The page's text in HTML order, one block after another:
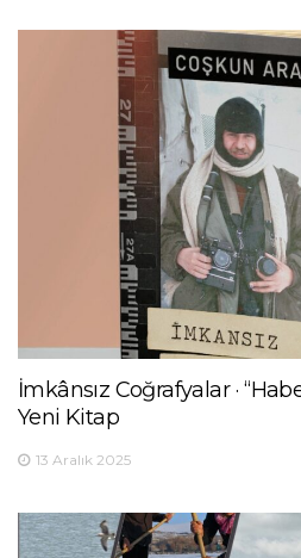
İmkânsız Coğrafyalar ·
Yeni Kitap
13 Aralık 2025